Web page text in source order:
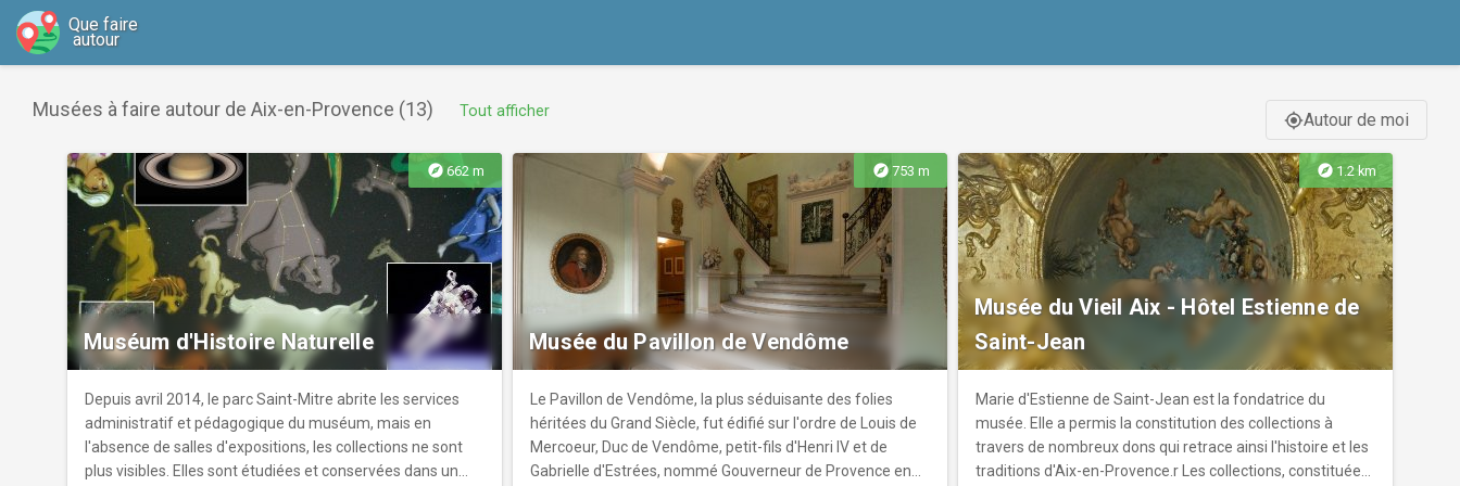
Que faire
autour
Musées à faire autour de Aix-en-Provence (13) Tout afficher gps_fixedAutour de moi
explore 662 m
Muséum d'Histoire Naturelle
Depuis avril 2014, le parc Saint-Mitre abrite les services
administratif et pédagogique du muséum, mais en
l'absence de salles d'expositions, les collections ne sont
plus visibles. Elles sont étudiées et conservées dans un
explore 753 m
Musée du Pavillon de Vendôme
Le Pavillon de Vendôme, la plus séduisante des folies
héritées du Grand Siècle, fut édifié sur l'ordre de Louis de
Mercoeur, Duc de Vendôme, petit-fils d'Henri IV et de
Gabrielle d'Estrées, nommé Gouverneur de Provence en
explore 1.2 km
Musée du Vieil Aix - Hôtel Estienne de
Saint-Jean
Marie d'Estienne de Saint-Jean est la fondatrice du
musée. Elle a permis la constitution des collections à
travers de nombreux dons qui retrace ainsi l'histoire et les
traditions d'Aix-en-Provence.r Les collections, constituées